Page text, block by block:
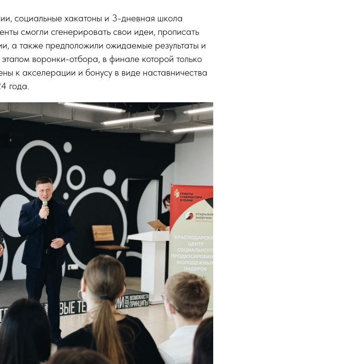
социальные хакатоны и 3-дневная школа
смогли сгенерировать свои идеи, прописать
а также предположили ожидаемые результаты и
воронки-отбора, в финале которой только
к акселерации и бонусу в виде наставничества
года.